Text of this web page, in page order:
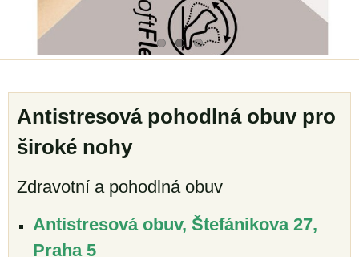
Antistresová pohodlná obuv pro
široké nohy
Zdravotní a pohodlná obuv
Antistresová obuv, Štefánikova 27,
Praha 5